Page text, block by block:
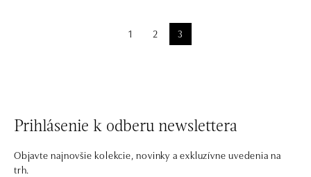
1 2 3
Prihlásenie k odberu newslettera
Objavte najnovšie kolekcie, novinky a exkluzívne uvedenia na
trh.